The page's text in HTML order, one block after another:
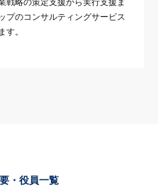
戦略の策定支援から実行支援ま
プのコンサルティングサービス
す。
・役員一覧